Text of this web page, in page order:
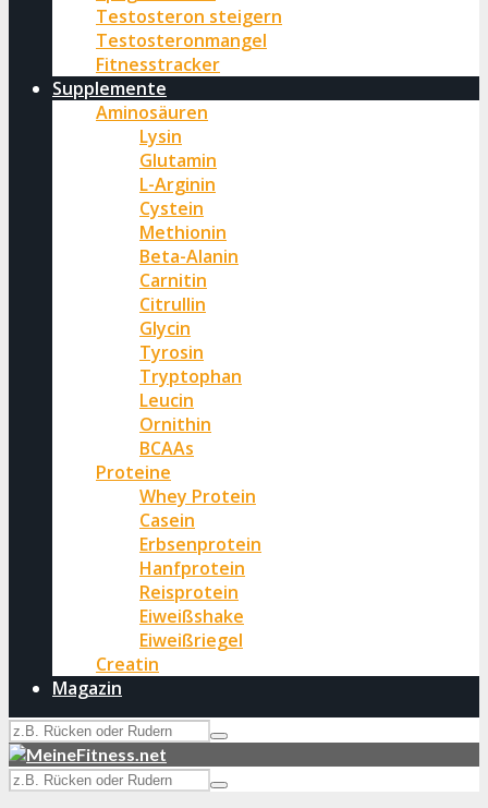
Testosteron steigern
Testosteronmangel
Fitnesstracker
Supplemente
Aminosäuren
Lysin
Glutamin
L-Arginin
Cystein
Methionin
Beta-Alanin
Carnitin
Citrullin
Glycin
Tyrosin
Tryptophan
Leucin
Ornithin
BCAAs
Proteine
Whey Protein
Casein
Erbsenprotein
Hanfprotein
Reisprotein
Eiweißshake
Eiweißriegel
Creatin
Magazin